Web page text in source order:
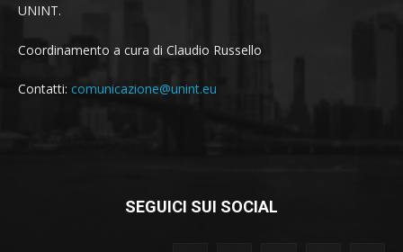
UNINT.
Coordinamento a cura di Claudio Russello
Contatti: comunicazione@unint.eu
SEGUICI SUI SOCIAL